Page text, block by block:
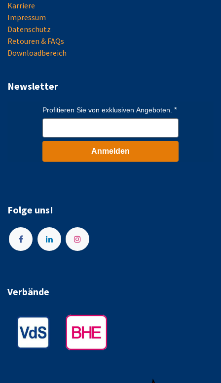
Karriere
Impressum
Datenschutz
Retouren & FAQs
Downloadbereich
Newsletter
Profitieren Sie von exklusiven Angeboten.
Anmelden
Folge uns!
Verbände